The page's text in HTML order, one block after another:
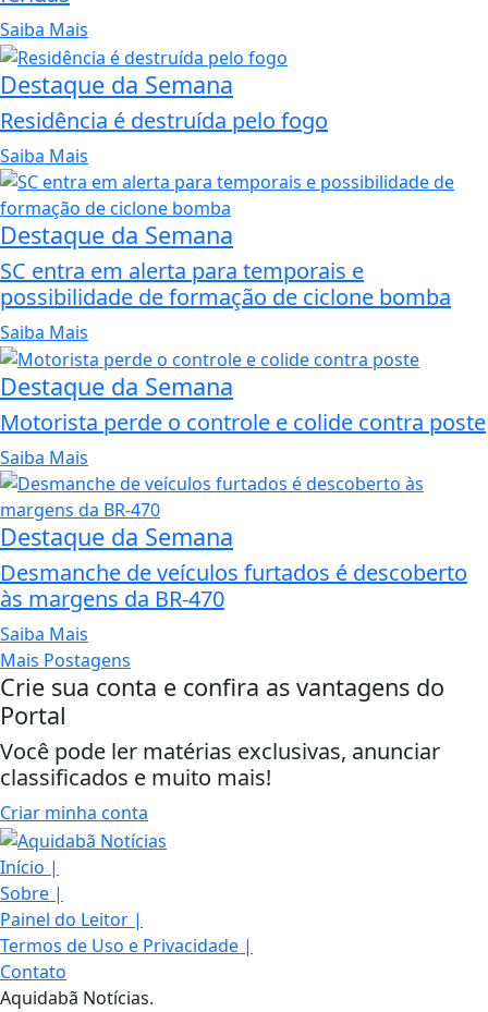
Saiba Mais
Destaque da Semana
Residência é destruída pelo fogo
Saiba Mais
Destaque da Semana
SC entra em alerta para temporais e
possibilidade de formação de ciclone bomba
Saiba Mais
Destaque da Semana
Motorista perde o controle e colide contra poste
Saiba Mais
Destaque da Semana
Desmanche de veículos furtados é descoberto
às margens da BR-470
Saiba Mais
Mais Postagens
Crie sua conta e confira as vantagens do
Portal
Você pode ler matérias exclusivas, anunciar
classificados e muito mais!
Criar minha conta
Início |
Sobre |
Painel do Leitor |
Termos de Uso e Privacidade |
Contato
Aquidabã Notícias.